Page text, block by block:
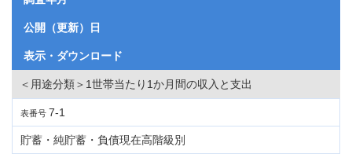
公開（更新）日
表示・ダウンロード
＜用途分類＞1世帯当たり1か月間の収入と支出
表番号 7-1
貯蓄・純貯蓄・負債現在高階級別